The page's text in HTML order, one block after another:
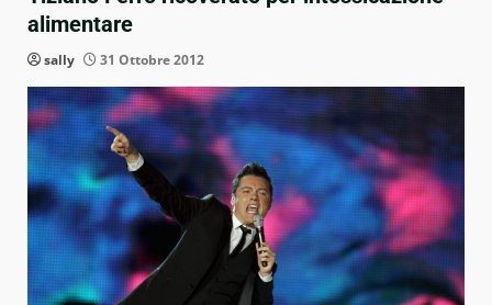
alimentare
sally 31 Ottobre 2012